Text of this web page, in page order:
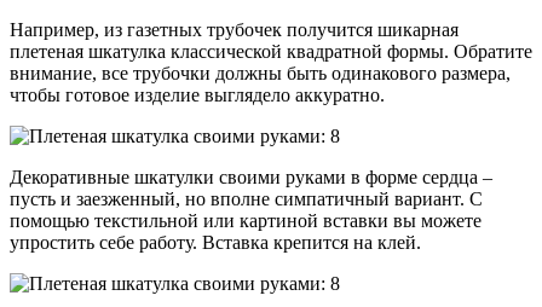
Например, из газетных трубочек получится шикарная
плетеная шкатулка классической квадратной формы. Обратите
внимание, все трубочки должны быть одинакового размера,
чтобы готовое изделие выглядело аккуратно.
Декоративные шкатулки своими руками в форме сердца –
пусть и заезженный, но вполне симпатичный вариант. С
помощью текстильной или картиной вставки вы можете
упростить себе работу. Вставка крепится на клей.